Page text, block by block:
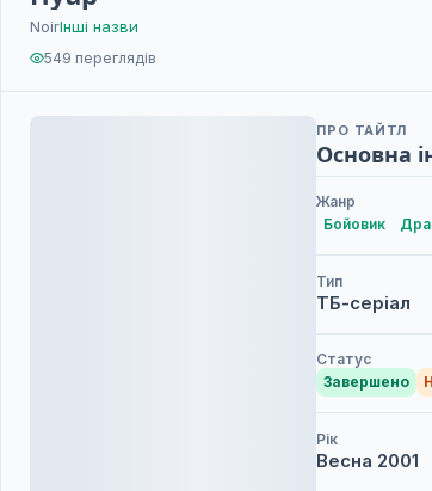
NoirІнші назви
549 переглядів
ПРО ТАЙТЛ
Основна
Жанр
Бойовик
Тип
ТБ-серіал
Статус
Завершено
Рік
Весна 2001